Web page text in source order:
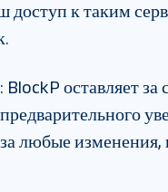
доступ к таким
: BlockP оставляет
любые